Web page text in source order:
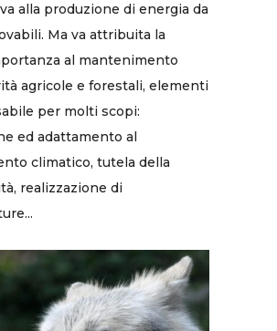
alla produzione di energia da
Ma va attribuita la
al mantenimento
agricole e forestali, elementi
per molti scopi:
ed adattamento al
climatico, tutela della
realizzazione di